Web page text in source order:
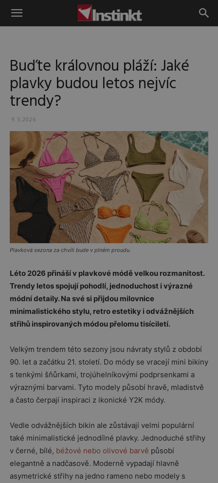
Instinkt
Buďte královnou pláží: Jaké
plavky budou letos nejvíc
trendy?
9.5.2026
Plavková sezona za chvíli bude v plném proudu.
Léto 2026 přináší v plavkové módě velkou rozmanitost.
Trendy letos spojují pohodlí, jednoduchost i výrazné
módní detaily. Na své si přijdou milovnice
minimalistického stylu, retro estetiky i odvážnějších
střihů inspirovaných módou přelomu tisíciletí.
Velkým trendem této sezony jsou návraty stylů z období
90. let a začátku 21. století. Do módy se vracejí mini bikiny
s tenkými šňůrkami, trojúhelníkovými podprsenkami a
výraznými barvami. Tyto modely působí hravě, mladistvě
a často čerpají inspiraci z ikonické Y2K módy.
Vedle odvážnějších bikin ale zůstávají velmi populární
také minimalistické jednodílné plavky. Jednoduché střihy
v černé, bílé, béžové nebo olivové barvě působí
elegantně a nadčasově. Moderně vypadají hlavně
asymetrické střihy na jedno rameno nebo modely s